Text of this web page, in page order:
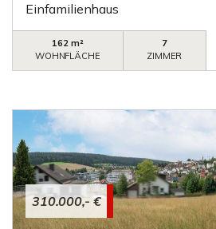
Einfamilienhaus
162 m²
WOHNFLÄCHE
7
ZIMMER
310.000,- €